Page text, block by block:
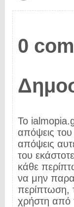
0
Το
απόψεις του
απόψεις
του
κάθε
να μην
περίπτωση,
χρήστη από